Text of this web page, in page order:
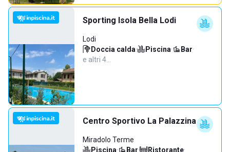
Sporting Isola Bella Lodi
Lodi
Doccia calda· Piscina· Bar·
e altri 4…
Centro Sportivo La Palazzina
Miradolo Terme
Piscina· Bar· Ristorante·